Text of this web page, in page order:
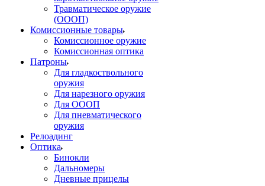
Травматическое оружие
(ОООП)
Комиссионные товары
Комиссионное оружие
Комиссионная оптика
Патроны
Для гладкоствольного
оружия
Для нарезного оружия
Для ОООП
Для пневматического
оружия
Релоадинг
Оптика
Бинокли
Дальномеры
Дневные прицелы